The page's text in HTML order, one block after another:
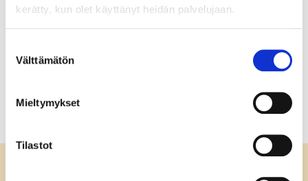
kerätty, kun olet käyttänyt heidän palvelujaan.
valinta
Välttämätön
Mieltymykset
Tilastot
ruokapalvelualalla. Ammattikeittiöiden valinnat
Lue lisää